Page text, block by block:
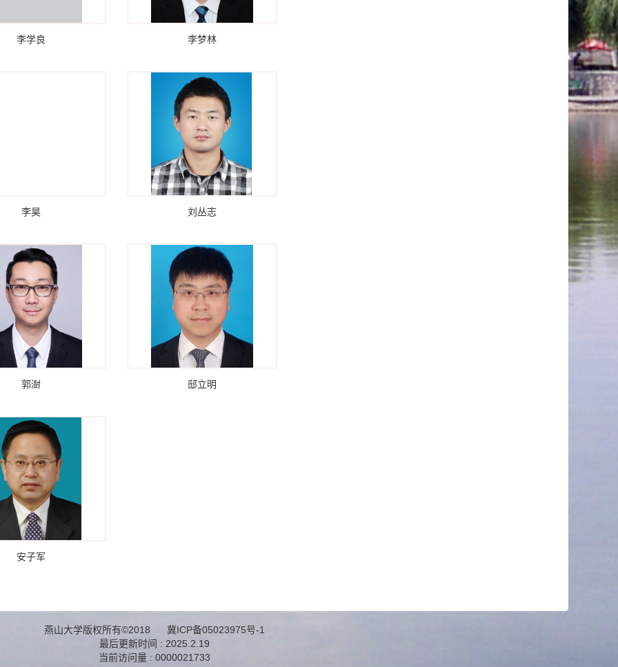
李学良 李梦林
李昊 刘丛志
郭澍 邸立明
安子军
燕山大学版权所有©2018 冀ICP备05023975号-1
最后更新时间 : 2025 2 19
当前访问量 : 0000021733